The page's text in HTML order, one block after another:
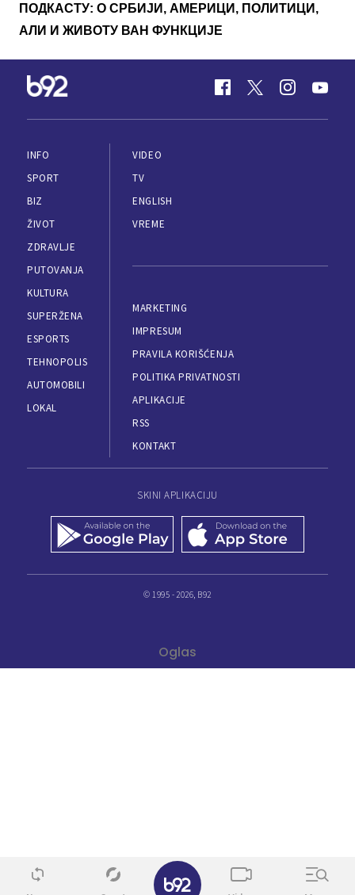
ПОДКАСТУ: О СРБИЈИ, АМЕРИЦИ, ПОЛИТИЦИ,
АЛИ И ЖИВОТУ ВАН ФУНКЦИЈЕ
INFO
SPORT
BIZ
ŽIVOT
ZDRAVLJE
PUTOVANJA
KULTURA
SUPERŽENA
ESPORTS
TEHNOPOLIS
AUTOMOBILI
LOKAL
VIDEO
TV
ENGLISH
VREME
MARKETING
IMPRESUM
PRAVILA KORIŠĆENJA
POLITIKA PRIVATNOSTI
APLIKACIJE
RSS
KONTAKT
SKINI APLIKACIJU
© 1995 - 2026, B92
✕